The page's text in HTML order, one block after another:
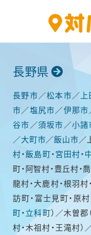
長野県
長野市／松本市／
市／塩尻市／伊那市
谷市 ／須坂市 ／小諸
／大町市／飯山市／
村・飯島町・宮田村・
町・阿智村・豊丘村・
龍村・大鹿村・根羽村
訪町・富士見町・原
町・立科町）／木曽郡
村・木祖村・王滝村）